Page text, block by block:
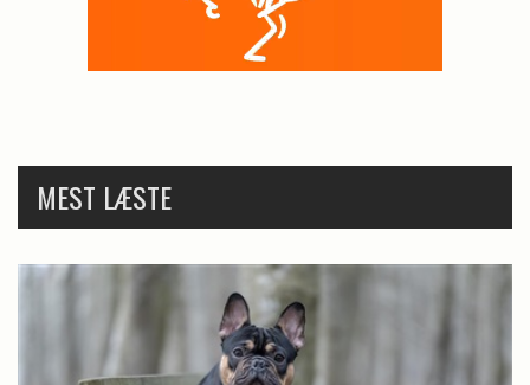
MEST LÆSTE